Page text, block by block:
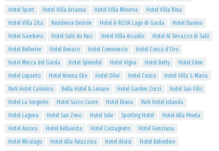
Hotel Sport Hotel Villa Arianna Hotel Villa Minerva
Hotel Villa Rina
Hotel Villa Zita
Residence Desirèe Hotel A-ROSA Lago di Garda
Hotel Duomo
Hotel Gambero
Hotel Salò du Parc Hotel Villa Arcadio
Hotel Al Terrazzo di Salò
Hotel Bellerive
Hotel Benaco Hotel Commercio
Hotel Conca d'Oro
Hotel Mecca del Garda
Hotel Splendid Hotel Vigna Hotel Betty
Hotel Eden
Hotel Lepanto
Hotel Nonna Ebe Hotel Olivi Hotel Cesira
Hotel Villa S. Maria
Park Hotel Casimiro
Bella Hotel & Leisure Hotel Garden Zorzi
Hotel San Filis
Hotel La Sorgente
Hotel Sacro Cuore Hotel Diana
Park Hotel Jolanda
Hotel Laguna
Hotel San Zeno Hotel Sole Sporting Hotel
Hotel Alla Pineta
Hotel Aurora
Hotel Bellavista Hotel Castagneto
Hotel Genziana
Hotel Miralago
Hotel Alla Palazzina Hotel Aloisi
Hotel Belvedere